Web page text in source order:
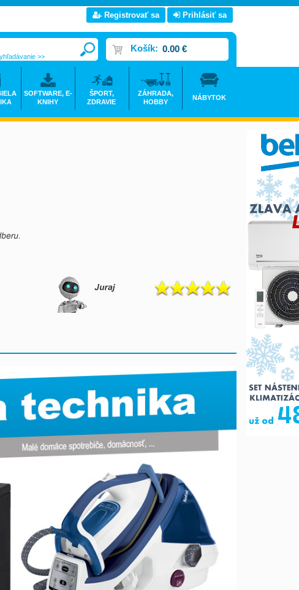
Registrovať sa Prihlásiť sa
Košík: 0.00 €
>>
SOFTWARE, E-
KNIHY
ŠPORT,
ZDRAVIE
ZÁHRADA,
HOBBY
NÁBYTOK